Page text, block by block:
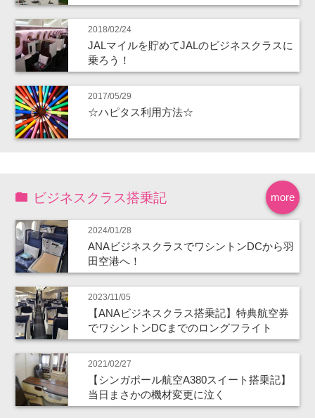
2018/02/24
JALマイルを貯めてJALのビジネスクラスに
乗ろう！
2017/05/29
☆ハピタス利用方法☆
more
ビジネスクラス搭乗記
2024/01/28
ANAビジネスクラスでワシントンDCから羽
田空港へ！
2023/11/05
【ANAビジネスクラス搭乗記】特典航空券
でワシントンDCまでのロングフライト
2021/02/27
【シンガポール航空A380スイート搭乗記】
当日まさかの機材変更に泣く